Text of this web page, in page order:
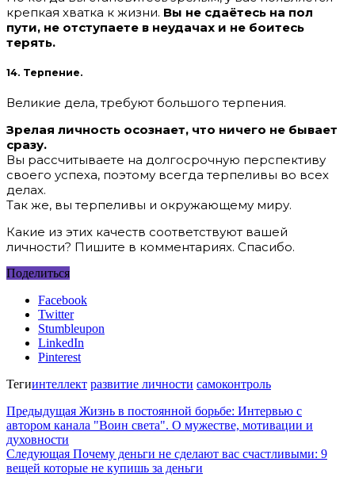
крепкая хватка к жизни. Вы не сдаётесь на пол
пути, не отступаете в неудачах и не боитесь
терять.
14. Терпение.
Великие дела, требуют большого терпения.
Зрелая личность осознает, что ничего не бывает
сразу.
Вы рассчитываете на долгосрочную перспективу
своего успеха, поэтому всегда терпеливы во всех
делах.
Так же, вы терпеливы и окружающему миру.
Какие из этих качеств соответствуют вашей
личности? Пишите в комментариях. Спасибо.
Поделиться
Facebook
Twitter
Stumbleupon
LinkedIn
Pinterest
Тегиинтеллект развитие личности самоконтроль
Предыдущая Жизнь в постоянной борьбе: Интервью с
автором канала "Воин света". О мужестве, мотивации и
духовности
Следующая Почему деньги не сделают вас счастливыми: 9
вещей которые не купишь за деньги